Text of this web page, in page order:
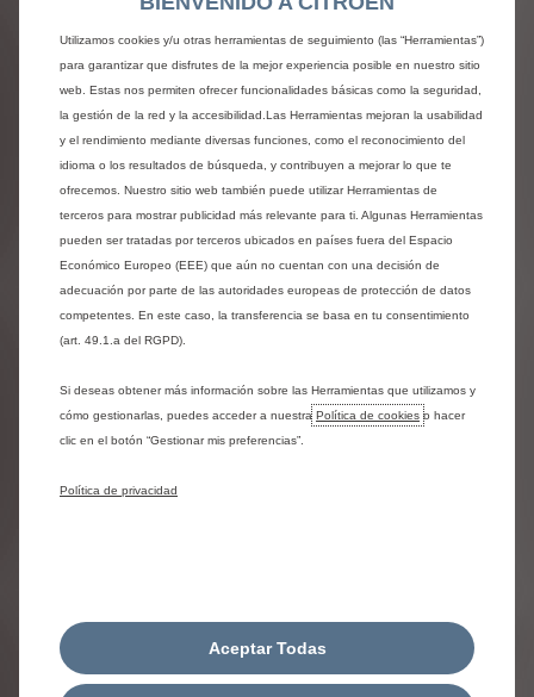
tu seguridad durante tus viajes de negocios.
Calidad original
Autenticidad
Tranquilidad
Las piezas se fabrican de acuerdo con los
estándares del fabricante y las mismas
especificaciones que las piezas instaladas en
vehículos nuevos.
Están disponibles en la red, en todo el mundo y
durante al menos 10 años después del lanzamiento
del último vehículo.
Encuentra un taller
Mas información sobre los
recambios originales
Utilizamos cookies y/u otras herramientas de seguimiento (las “Herramientas”)
para garantizar que disfrutes de la mejor experiencia posible en nuestro sitio
web. Estas nos permiten ofrecer funcionalidades básicas como la seguridad,
la gestión de la red y la accesibilidad.Las Herramientas mejoran la usabilidad
y el rendimiento mediante diversas funciones, como el reconocimiento del
idioma o los resultados de búsqueda, y contribuyen a mejorar lo que te
ofrecemos. Nuestro sitio web también puede utilizar Herramientas de
terceros para mostrar publicidad más relevante para ti. Algunas Herramientas
pueden ser tratadas por terceros ubicados en países fuera del Espacio
Económico Europeo (EEE) que aún no cuentan con una decisión de
adecuación por parte de las autoridades europeas de protección de datos
competentes. En este caso, la transferencia se basa en tu consentimiento
(art. 49.1.a del RGPD).
Si deseas obtener más información sobre las Herramientas que utilizamos y
cómo gestionarlas, puedes acceder a nuestra Política de cookies o hacer
clic en el botón “Gestionar mis preferencias”.
Política de privacidad
Aceptar Todas